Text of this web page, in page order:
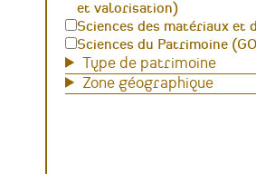
et valorisation)
Sciences des matériaux et
Sciences du Patrimoine
Type de patrimoine
Zone géographique